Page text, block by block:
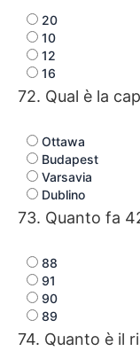
20
10
12
16
72. Qual è la
Ottawa
Budapest
Varsavia
Dublino
73. Quanto fa
88
91
90
89
74. Quanto è il